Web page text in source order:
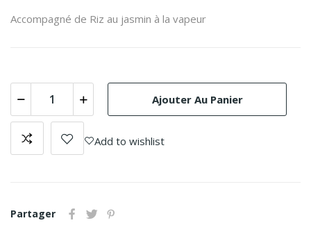
Accompagné de Riz au jasmin à la vapeur
Ajouter Au Panier
Add to wishlist
Partager